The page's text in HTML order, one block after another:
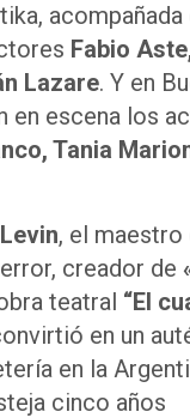
acompañada
Fabio
Lazare. Y en
en escena los
Tania
, el maestro
creador de
teatral “El
en un
en la
cinco años